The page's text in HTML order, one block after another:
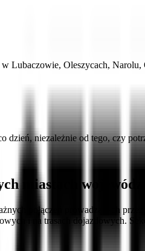
Lubaczowie, Oleszycach,
niezależnie od tego, czy
miastach
połączeń prowadzących
i na trasach dojazdowych.